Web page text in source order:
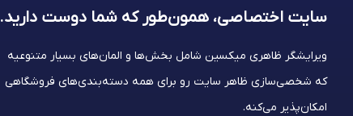
سایت اختصاصی، همون‌طور که شما دوست دارید.
ویرایشگر ظاهری میکسین شامل بخش‌ها و المان‌های بسیار متنوعیه
که شخصی‌سازی ظاهر سایت رو برای همه دسته‌بندی‌های فروشگاهی
امکان‌پذیر می‌کنه.